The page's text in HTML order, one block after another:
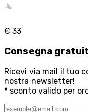
€ 33
Consegna
Ricevi via mail il tuo
nostra newsletter!
* sconto valido per